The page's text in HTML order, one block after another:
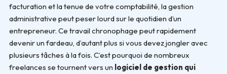
facturation et la tenue de votre comptabilité, la gestion
administrative peut peser lourd sur le quotidien d’un
entrepreneur. Ce travail chronophage peut rapidement
devenir un fardeau, d’autant plus si vous devez jongler avec
plusieurs tâches à la fois. C’est pourquoi de nombreux
freelances se tournent vers un logiciel de gestion qui